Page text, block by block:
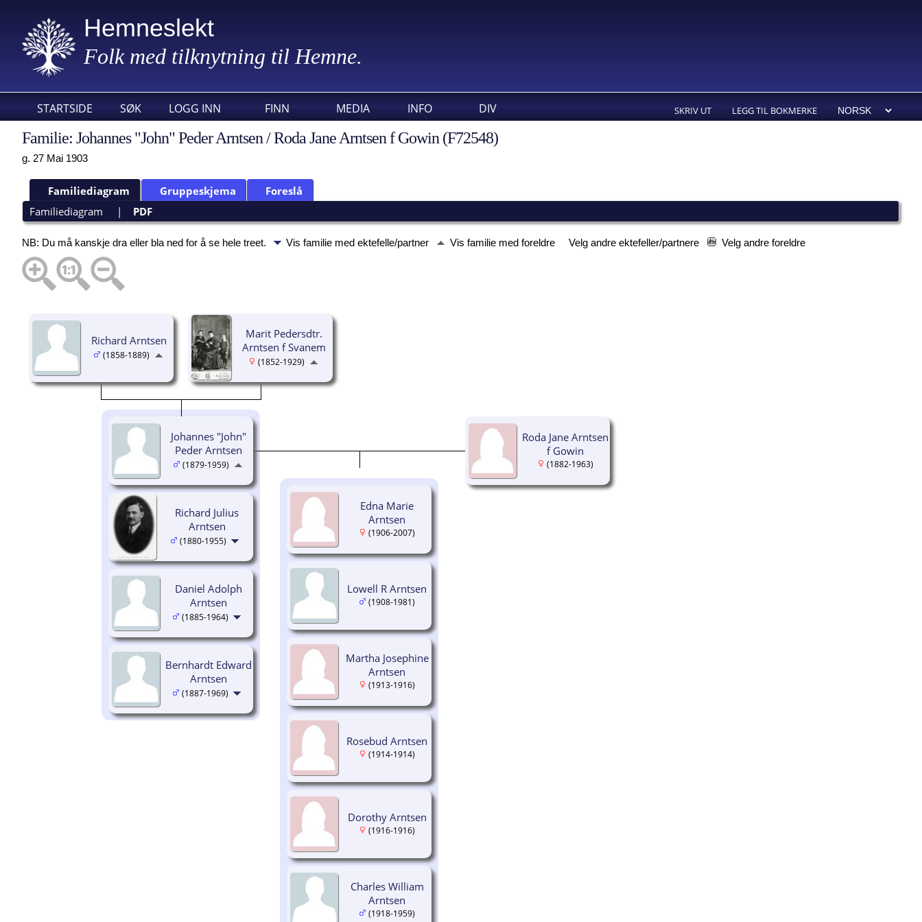
Hemneslekt
Folk med tilknytning til Hemne.
STARTSIDE SØK LOGG INN FINN MEDIA INFO DIV SKRIV UT LEGG TIL BOKMERKE
Familie: Johannes "John" Peder Arntsen / Roda Jane Arntsen f Gowin (F72548)
g. 27 Mai 1903
Familiediagram Gruppeskjema
Foreslå
Familiediagram
| PDF
NB: Du må kanskje dra eller bla ned for å se hele treet. Vis familie med ektefelle/partner Vis familie med foreldre Velg andre ektefeller/partnere Velg andre foreldre
Richard Arntsen
(1858-1889)
Marit Pedersdtr.
Arntsen f Svanem
(1852-1929)
Richard Julius
Arntsen
(1880-1955)
Daniel Adolph
Arntsen
(1885-1964)
Bernhardt Edward
Arntsen
(1887-1969)
Johannes "John"
Peder Arntsen
(1879-1959)
Roda Jane Arntsen
f Gowin
(1882-1963)
Edna Marie
Arntsen
(1906-2007)
Lowell R Arntsen
(1908-1981)
Martha Josephine
Arntsen
(1913-1916)
Rosebud Arntsen
(1914-1914)
Dorothy Arntsen
(1916-1916)
Charles William
Arntsen
(1918-1959)